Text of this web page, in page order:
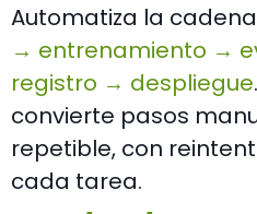
Automatiza la cadena
→ entrenamiento →
registro → despliegue
convierte pasos
repetible, con
cada tarea.